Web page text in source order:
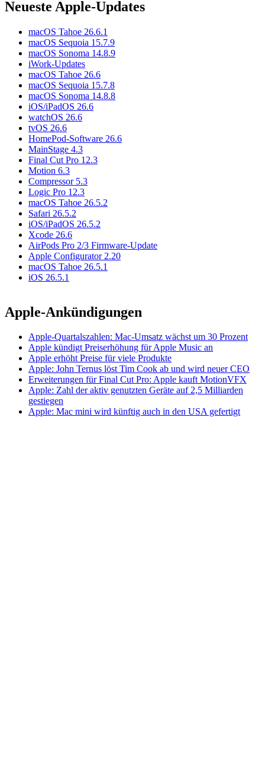
Neueste Apple-Updates
macOS Tahoe 26.6.1
macOS Sequoia 15.7.9
macOS Sonoma 14.8.9
iWork-Updates
macOS Tahoe 26.6
macOS Sequoia 15.7.8
macOS Sonoma 14.8.8
iOS/iPadOS 26.6
watchOS 26.6
tvOS 26.6
HomePod-Software 26.6
MainStage 4.3
Final Cut Pro 12.3
Motion 6.3
Compressor 5.3
Logic Pro 12.3
macOS Tahoe 26.5.2
Safari 26.5.2
iOS/iPadOS 26.5.2
Xcode 26.6
AirPods Pro 2/3 Firmware-Update
Apple Configurator 2.20
macOS Tahoe 26.5.1
iOS 26.5.1
Apple-Ankündigungen
Apple-Quartalszahlen: Mac-Umsatz wächst um 30 Prozent
Apple kündigt Preiserhöhung für Apple Music an
Apple erhöht Preise für viele Produkte
Apple: John Ternus löst Tim Cook ab und wird neuer CEO
Erweiterungen für Final Cut Pro: Apple kauft MotionVFX
Apple: Zahl der aktiv genutzten Geräte auf 2,5 Milliarden
gestiegen
Apple: Mac mini wird künftig auch in den USA gefertigt